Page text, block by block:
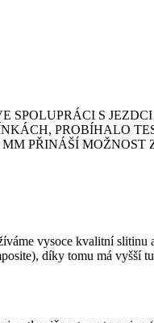
SPOLUPRÁCI S
PROBÍHALO
PŘINÁŠÍ
vysoce kvalitní
díky tomu má vyšší